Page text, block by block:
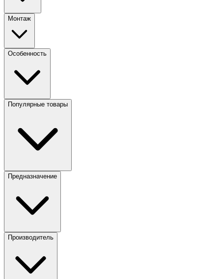
Монтаж
Особенность
Популярные товары
Предназначение
Производитель